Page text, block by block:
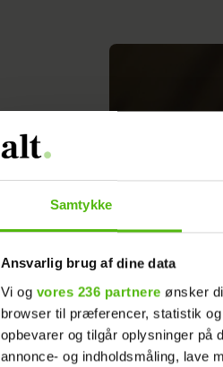
Samtykke
Ansvarlig brug af dine data
Vi og vores 236 partnere ønsker
browser til præferencer, statistik
opbevarer og tilgår oplysninger på
annonce- og indholdsmåling, lave